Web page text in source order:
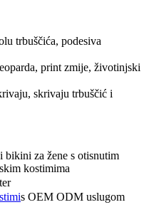
trbuščića, podesiva
print zmije, životinjski
skrivaju trbuščić i
bikini za žene s otisnutim
kostimima
s OEM ODM uslugom